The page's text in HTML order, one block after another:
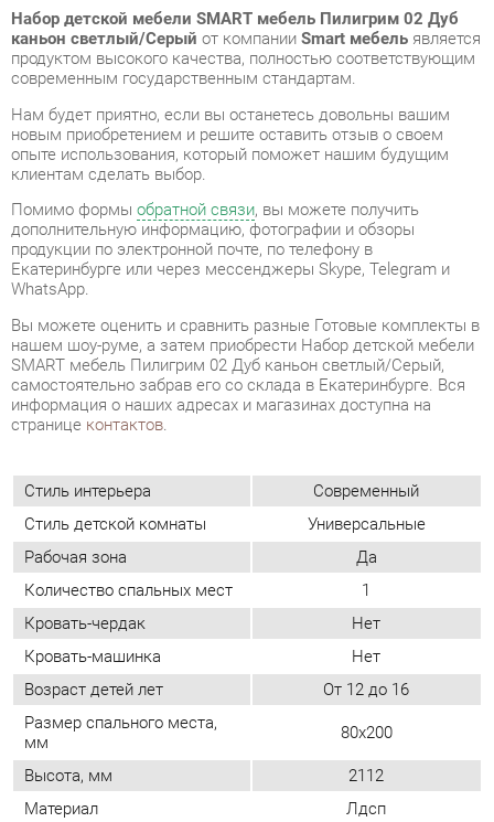
Нам будет приятно, если вы останетесь довольны вашим
новым приобретением и решите оставить отзыв о своем
опыте использования, который поможет нашим будущим
клиентам сделать выбор.
Помимо формыобратной связи, вы можете получить
дополнительную информацию, фотографии и обзоры
продукции по электронной почте, по телефону в
Екатеринбурге или через мессенджеры Skype, Telegram и
Вы можете оценить и сравнить разные Готовые комплекты в
нашем шоу-руме, а затем приобрести Набор детской мебели
SMART мебель Пилигрим 02 Дуб каньон светлый/Серый,
самостоятельно забрав его со склада в Екатеринбурге. Вся
информация о наших адресах и магазинах доступна на
страницеконтактов.
Стиль интерьера
Современный
Стиль детской комнаты
Универсальные
Количество спальных мест
1
Кровать-чердак
Нет
Кровать-машинка
Нет
Возраст детей лет
От 12 до 16
Размер спального места,
мм 80х200
Высота, мм 2112
Материал Лдсп
Цвет
Дуб каньон светлый/
серый
ОТЗЫВЫ